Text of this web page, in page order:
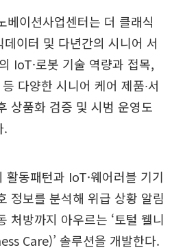
베이션사업센터는 더 클래식
이터 및 다년간의 시니어 서
IoT·로봇 기술 역량과 접목,
다양한 시니어 케어 제품∙서
상품화 검증 및 시범 운영도
.
활동패턴과 IoT·웨어러블 기기
정보를 분석해 위급 상황 알림
처방까지 아우르는 ‘토털 웰니
Care)’ 솔루션을 개발한다.